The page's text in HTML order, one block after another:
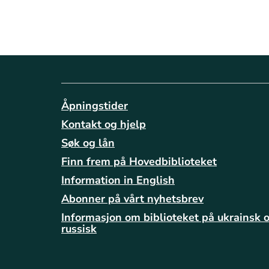
Åpningstider
Kontakt og hjelp
Søk og lån
Finn frem på Hovedbiblioteket
Information in English
Abonner på vårt nyhetsbrev
Informasjon om biblioteket på ukrainsk
russisk